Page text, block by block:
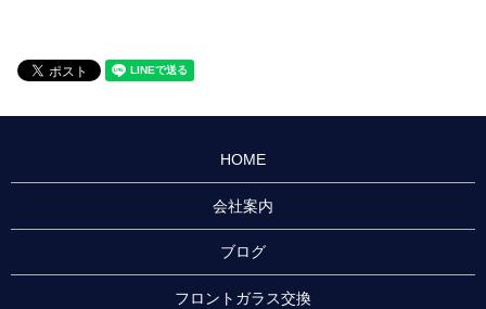
HOME
会社案内
ブログ
フロントガラス交換